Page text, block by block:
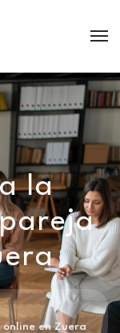
la
en Zuera